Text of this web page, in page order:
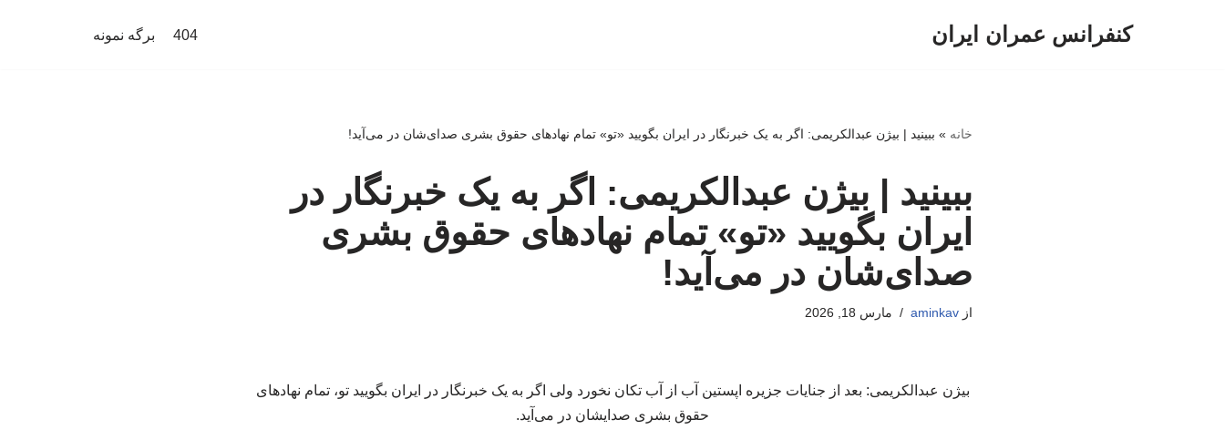
کنفرانس عمران ایران 404 برگه نمونه
خانه » ببینید | بیژن عبدالکریمی: اگر به یک خبرنگار در ایران بگویید «تو» تمام نهادهای حقوق بشری صدای‌شان در می‌آید!
ببینید | بیژن عبدالکریمی: اگر به یک خبرنگار در
ایران بگویید «تو» تمام نهادهای حقوق بشری
صدای‌شان در می‌آید!
ازaminkav مارس 18, 2026
بیژن عبدالکریمی: بعد از جنایات جزیره اپستین آب از آب تکان نخورد ولی اگر به یک خبرنگار در ایران بگویید تو، تمام نهادهای
حقوق بشری صدایشان در می‌آید.